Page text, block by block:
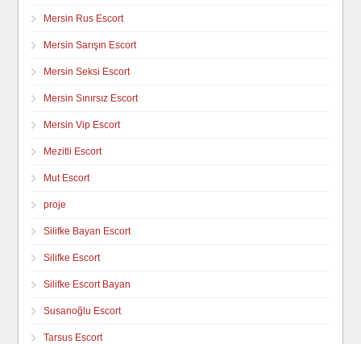
Mersin Rus Escort
Mersin Sarışın Escort
Mersin Seksi Escort
Mersin Sınırsız Escort
Mersin Vip Escort
Mezitli Escort
Mut Escort
proje
Silifke Bayan Escort
Silifke Escort
Silifke Escort Bayan
Susanoğlu Escort
Tarsus Escort